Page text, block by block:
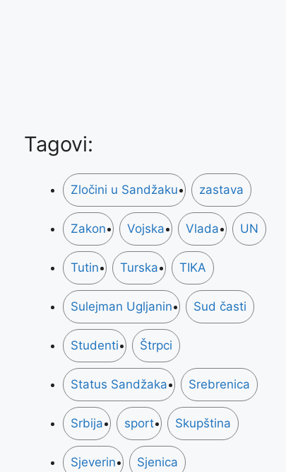
Tagovi:
Zločini u Sandžaku zastava
Zakon Vojska Vlada UN
Tutin Turska TIKA
Sulejman Ugljanin Sud časti
Studenti Štrpci
Status Sandžaka Srebrenica
Srbija sport Skupština
Sjeverin Sjenica